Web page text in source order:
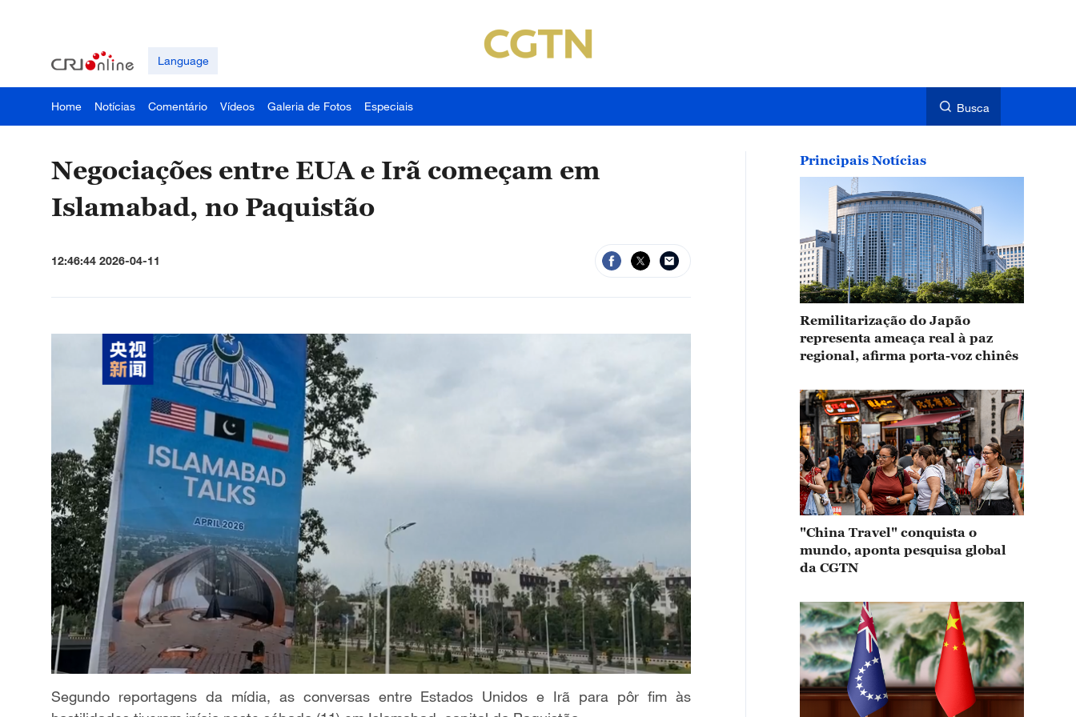
Language
Home Notícias Comentário Vídeos Galeria de Fotos Especiais Busca
Negociações entre EUA e Irã começam em
Islamabad, no Paquistão
12:46:44 2026-04-11
Segundo reportagens da mídia, as conversas entre Estados Unidos e Irã para pôr fim às
Principais Notícias
Remilitarização do Japão
representa ameaça real à paz
regional, afirma porta-voz chinês
"China Travel" conquista o
mundo, aponta pesquisa global
da CGTN